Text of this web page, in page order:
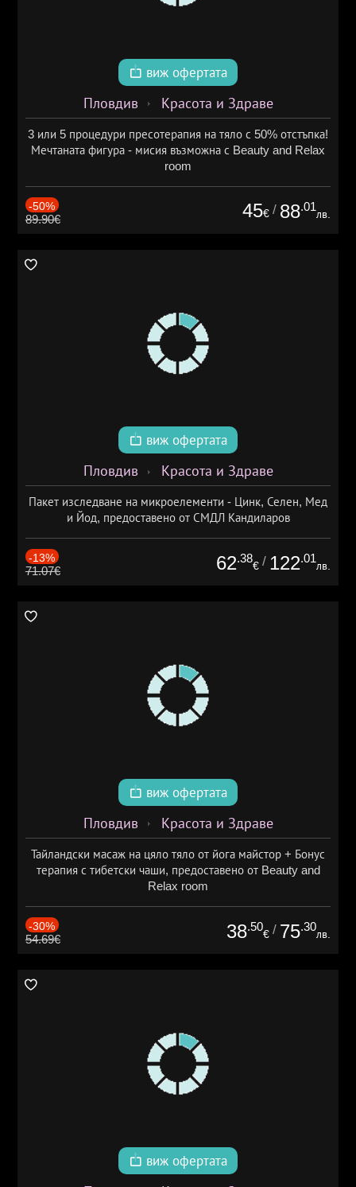
виж офертата
Пловдив Красота и Здраве
3 или 5 процедури пресотерапия на тяло с 50% отстъпка!
Мечтаната фигура - мисия възможна с Beauty and Relax
room
-50%
89.90€ 45€ / 88.01
лв.
виж офертата
Пловдив Красота и Здраве
Пакет изследване на микроелементи - Цинк, Селен, Мед
и Йод, предоставено от СМДЛ Кандиларов
-13%
71.07€ 62.38
€ / 122.01
лв.
виж офертата
Пловдив Красота и Здраве
Тайландски масаж на цяло тяло от йога майстор + Бонус
терапия с тибетски чаши, предоставено от Beauty and
Relax room
-30%
54.69€ 38.50
€ / 75.30
лв.
виж офертата